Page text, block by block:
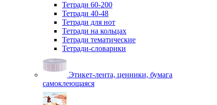
Тетради 60-200
Тетради 40-48
Тетради для нот
Тетради на кольцах
Тетради тематические
Тетради-словарики
Этикет-лента, ценники, бумага
самоклеющаяся